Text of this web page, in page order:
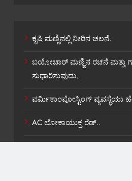
ಕೃಷಿ ಮಣ್ಣಿನಲ್ಲಿ ನೀರಿನ ಚಲನೆ.
ಬಯೋಚಾರ್ ಮಣ್ಣಿನ ರಚನೆ ಮತ್ತು
ಸುಧಾರಿಸುವುದು.
ವರ್ಮಿಕಾಂಪೋಸ್ಟಿಂಗ್ ವ್ಯವಸ್ಥೆಯು
AC ಲೋಕಾಯುಕ್ತ ರೆಡ್..